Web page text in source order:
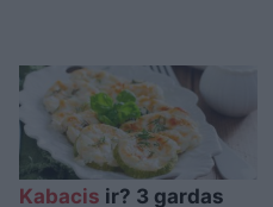
Kabacis ir? 3 gardas